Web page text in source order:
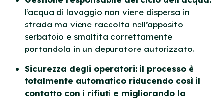
l’acqua di lavaggio non viene dispersa in
strada ma viene raccolta nell’apposito
serbatoio e smaltita correttamente
portandola in un depuratore autorizzato.
Sicurezza degli operatori: il processo è
totalmente automatico riducendo così il
contatto con i rifiuti e migliorando la